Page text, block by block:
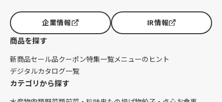
企業情報 IR情報
商品を探す
新商品セール品クーポン特集一覧メニューのヒント
デジタルカタログ一覧
カテゴリから探す